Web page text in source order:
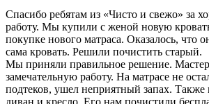
Спасибо ребятам из «Чисто и свежо» за
работу. Мы купили с женой новую
покупке нового матраса. Оказалось, что
сама кровать. Решили почистить старый.
Мы приняли правильное решение.
замечательную работу. На матрасе не
подтеков, ушел неприятный запах.